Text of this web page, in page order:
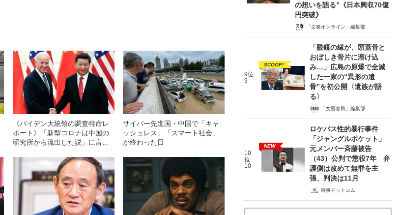
《バイデン大統領の調査特命レ
ポート》「新型コロナは中国の
研究所から流出した説」に言及
サイバー先進国・中国で「キャ
ッシュレス」「スマート社会」
が終わった日
の想いを語る”《日本興収70億
円突破》
「文春オンライン」編集部
9位
9
SCOOP!
「眼鏡の縁が、頭蓋骨と
おぼしき骨片に溶け込
み…」広島の原爆で全滅
した一家の“異形の遺
骨”を初公開〈遺族が語
る〉
「文藝春秋」編集部
10
位
10
NEW
ロケバス性的暴行事件
「ジャングルポケット」
元メンバー斉藤被告
（43）公判で懲役7年 弁
護側は改めて無罪を主
張、判決は11月
時事ドットコム